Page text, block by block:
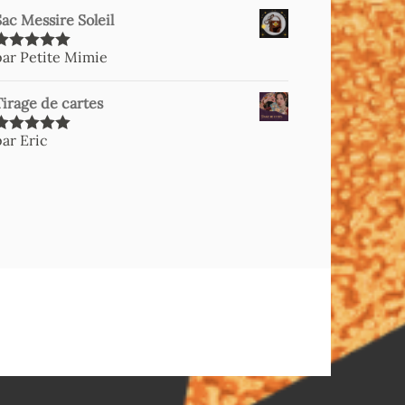
Messire Soleil
5sur
Petite Mimie
de cartes
5sur
Eric